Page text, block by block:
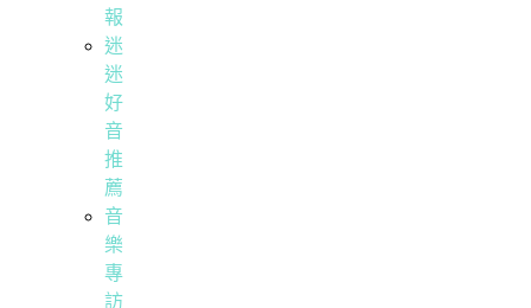
報
迷
迷
好
音
推
薦
音
樂
專
訪